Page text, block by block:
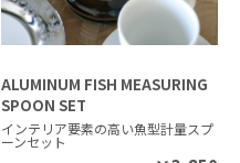
ALUMINUM FISH MEASURING
SPOON SET
インテリア要素の高い魚型計量スプ
ーンセット